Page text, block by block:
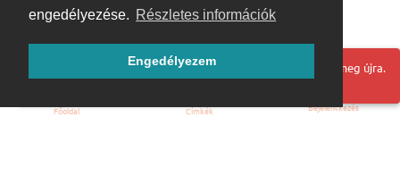
engedélyezése. Részletes információk
Engedélyezem
Hoppá! Valami hiba történt. Frissítse az oldalt és próbálja meg újra.
Főoldal Címkék Bejelentkezés